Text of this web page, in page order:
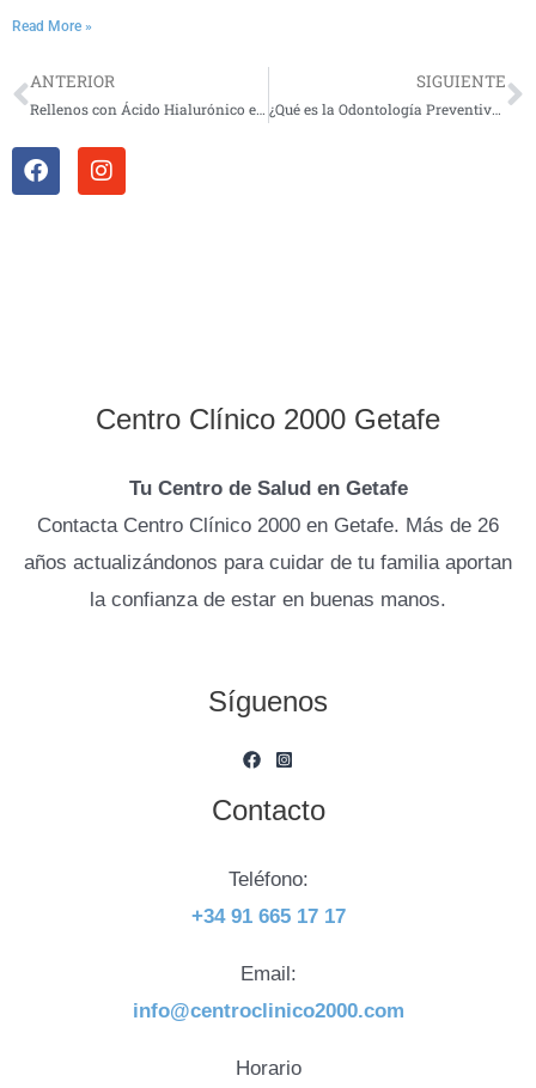
Read More »
Prev
ANTERIOR
Rellenos con Ácido Hialurónico en Getafe: Rejuvenece tu piel con Centro Clínico 2000
SIGUIENTE
¿Qué es la Odontología Preventiva y por qué es importante?
F
a
I
n
Centro Clínico 2000 Getafe
Tu Centro de Salud en Getafe
Contacta Centro Clínico 2000 en Getafe. Más de 26
años actualizándonos para cuidar de tu familia aportan
la confianza de estar en buenas manos.
Síguenos
Contacto
Teléfono:
+34 91 665 17 17
Email:
info@centroclinico2000.com
Horario